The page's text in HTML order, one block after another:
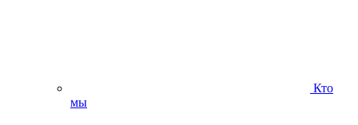
Кто
мы